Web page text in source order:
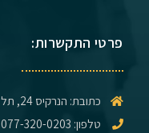
פרטי התקשרות:
כתובת: הנרקיס 24, תל מונד
טלפון: 077-320-0203